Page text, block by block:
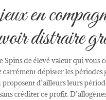
en
distraire
Spins de élevé valeur qui
dépister les périodes
d’ailleurs leurs
créditer ce profit.